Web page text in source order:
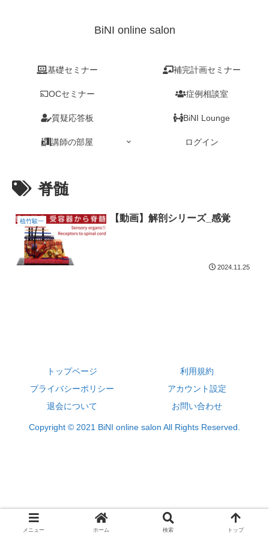
BiNI online salon
基礎セミナー 補完計画セミナー
OCセミナー 症例相談室
質疑応答板 BiNI Lounge
講師の部屋 ログイン
脊髄
植竹駿一 【動画】解剖シリーズ_感覚
2024.11.25
トップページ
利用規約
プライバシーポリシー
アカウント設定
退会について
お問い合わせ
Copyright © 2021 BiNI online salon All Rights Reserved.
メニュー ホーム 検索 トップ